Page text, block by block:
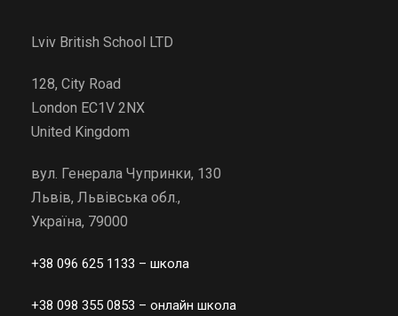
Lviv British School LTD
128, City Road
London EC1V 2NX
United Kingdom
вул. Генерала Чупринки, 130
Львів, Львівська обл.,
Україна, 79000
+38 096 625 1133 – школа
+38 098 355 0853 – онлайн школа